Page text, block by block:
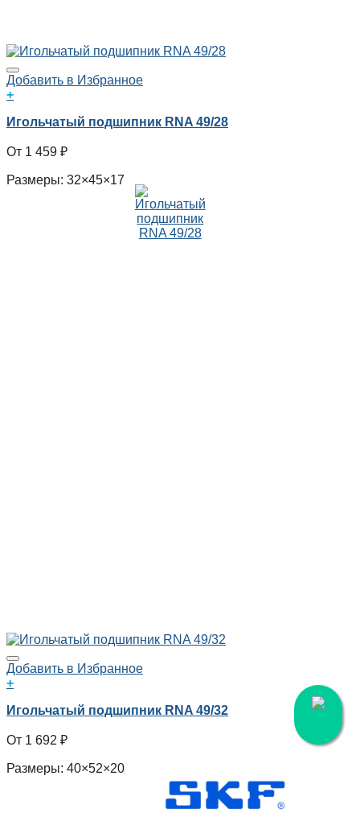
Добавить в Избранное
+
Игольчатый подшипник RNA 49/28
1 459 ₽
Размеры: 32×45×17
Добавить в Избранное
+
Игольчатый подшипник RNA 49/32
1 692 ₽
Размеры: 40×52×20